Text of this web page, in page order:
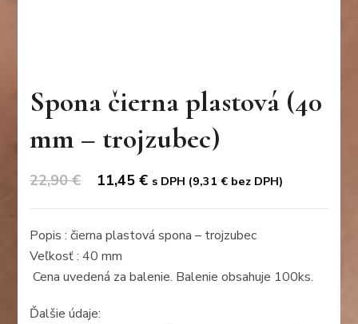
Spona čierna plastová (40
mm – trojzubec)
22,90€
Original
was:
22,90 €.
11,45€Current
is:
s DPH (9,31€ bez DPH)
Popis : čierna plastová spona – trojzubec
Veľkosť : 40 mm
Cena uvedená za balenie. Balenie obsahuje 100ks.
Ďalšie údaje: